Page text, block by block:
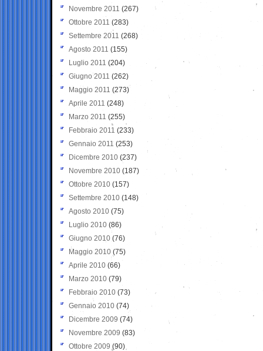
Novembre 2011 (267)
Ottobre 2011 (283)
Settembre 2011 (268)
Agosto 2011 (155)
Luglio 2011 (204)
Giugno 2011 (262)
Maggio 2011 (273)
Aprile 2011 (248)
Marzo 2011 (255)
Febbraio 2011 (233)
Gennaio 2011 (253)
Dicembre 2010 (237)
Novembre 2010 (187)
Ottobre 2010 (157)
Settembre 2010 (148)
Agosto 2010 (75)
Luglio 2010 (86)
Giugno 2010 (76)
Maggio 2010 (75)
Aprile 2010 (66)
Marzo 2010 (79)
Febbraio 2010 (73)
Gennaio 2010 (74)
Dicembre 2009 (74)
Novembre 2009 (83)
Ottobre 2009 (90)